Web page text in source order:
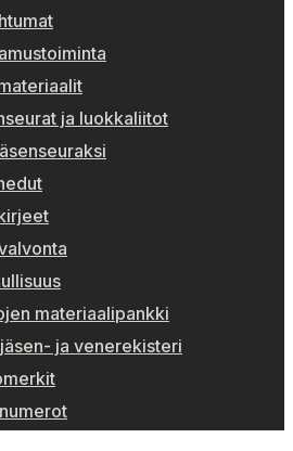
ja luokkaliitot
materiaalipankki
ja venerekisteri